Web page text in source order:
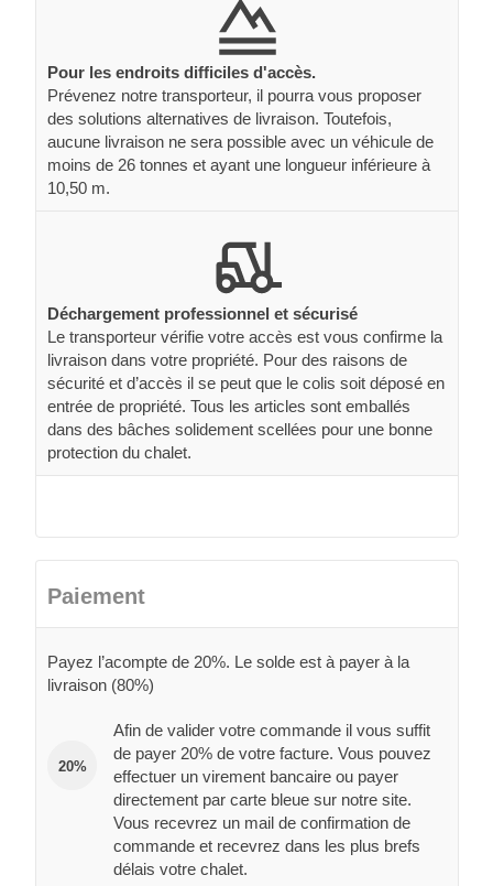
Pour les endroits difficiles d'accès.
Prévenez notre transporteur, il pourra vous proposer
des solutions alternatives de livraison. Toutefois,
aucune livraison ne sera possible avec un véhicule de
moins de 26 tonnes et ayant une longueur inférieure à
10,50 m.
Déchargement professionnel et sécurisé
Le transporteur vérifie votre accès est vous confirme la
livraison dans votre propriété. Pour des raisons de
sécurité et d’accès il se peut que le colis soit déposé en
entrée de propriété. Tous les articles sont emballés
dans des bâches solidement scellées pour une bonne
protection du chalet.
Paiement
Payez l’acompte de 20%. Le solde est à payer à la
livraison (80%)
20%
Afin de valider votre commande il vous suffit
de payer 20% de votre facture. Vous pouvez
effectuer un virement bancaire ou payer
directement par carte bleue sur notre site.
Vous recevrez un mail de confirmation de
commande et recevrez dans les plus brefs
délais votre chalet.